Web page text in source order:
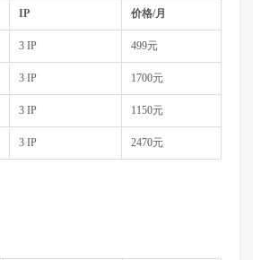
IP 价格/月
3 IP 499元
3 IP 1700元
3 IP 1150元
3 IP 2470元